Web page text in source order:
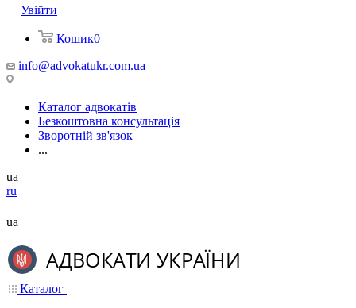
Увійти
Кошик0
info@advokatukr.com.ua
Каталог адвокатів
Безкоштовна консультація
Зворотній зв'язок
...
ua
ru
ua
Каталог